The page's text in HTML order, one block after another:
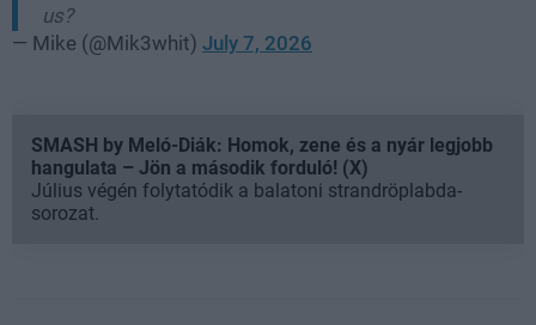
us?
— Mike (@Mik3whit) July 7, 2026
SMASH by Meló-Diák: Homok, zene és a nyár legjobb
hangulata – Jön a második forduló! (X)
Július végén folytatódik a balatoni strandröplabda-
sorozat.